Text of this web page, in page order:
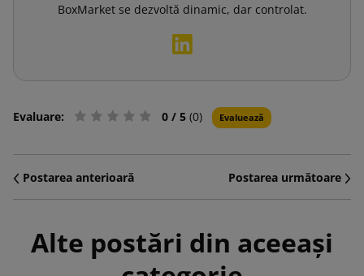
BoxMarket se dezvoltă dinamic, dar controlat.
Evaluare: 0 / 5 (0) Evaluează
Postarea anterioară Postarea următoare
Alte postări din aceeași